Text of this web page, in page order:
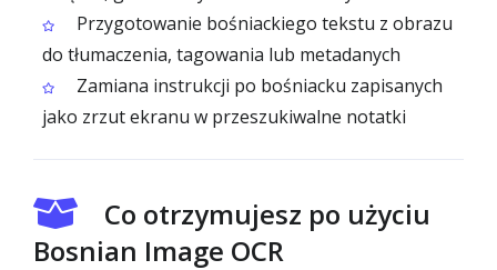
Przygotowanie bośniackiego tekstu z obrazu
do tłumaczenia, tagowania lub metadanych
Zamiana instrukcji po bośniacku zapisanych
jako zrzut ekranu w przeszukiwalne notatki
Co otrzymujesz po użyciu
Bosnian Image OCR